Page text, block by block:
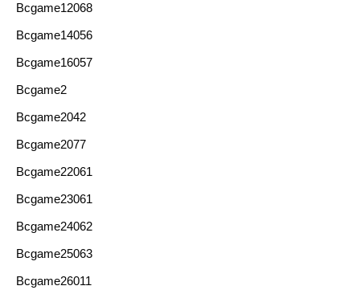
Bcgame12068
Bcgame14056
Bcgame16057
Bcgame2
Bcgame2042
Bcgame2077
Bcgame22061
Bcgame23061
Bcgame24062
Bcgame25063
Bcgame26011